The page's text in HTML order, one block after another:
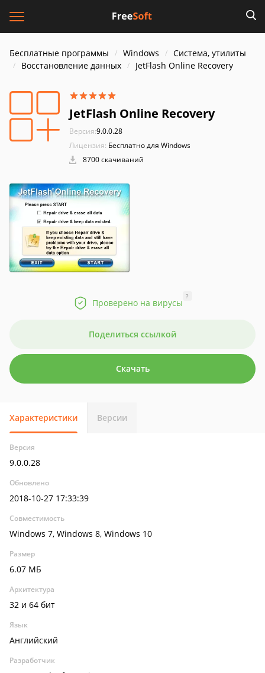
Бесплатные программы Windows
Система, утилиты
Восстановление данных
JetFlash Online Recovery
JetFlash Online Recovery
Версия:9.0.0.28
Лицензия: Бесплатно для Windows
8700 скачиваний
Проверено на вирусы
?
Поделиться ссылкой
Скачать
Характеристики Версии
Версия
9.0.0.28
Обновлено
2018-10-27 17:33:39
Совместимость
Windows 7, Windows 8, Windows 10
Размер
6.07 МБ
Архитектура
32 и 64 бит
Язык
Английский
Разработчик